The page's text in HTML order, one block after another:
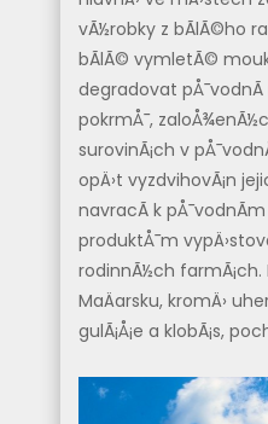
vÃ½robky z bÃ­lÃ©ho
bÃ­lÃ© vymletÃ©
degradovat
pokrmÅ¯,
surovinÃ¡ch v
opÄ›t vyzdvihovÃ¡n
navracÃ­ k
produktÅ¯m
rodinnÃ½ch
MaÄarsku, kromÄ›
gulÃ¡Å¡e a klobÃ¡s,